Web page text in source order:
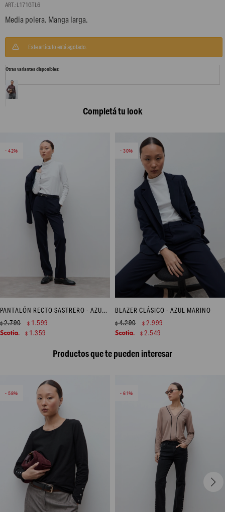
L171GTL6
Media polera. Manga larga.
Este artículo está agotado.
Otras variantes disponibles:
Completá tu look
42
PANTALÓN RECTO SASTRERO - AZUL MARINO
$2.790 $ 1.599
$ 1.359
30
BLAZER CLÁSICO - AZUL MARINO
$4.290 $ 2.999
$ 2.549
Productos que te pueden interesar
58 61